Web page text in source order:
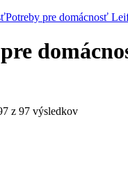
Potreby pre domácnosť
z 97 výsledkov